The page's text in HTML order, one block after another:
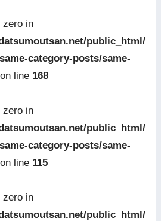
zero in
public_html/
category-posts/same-
line 168
zero in
public_html/
category-posts/same-
line 115
zero in
public_html/